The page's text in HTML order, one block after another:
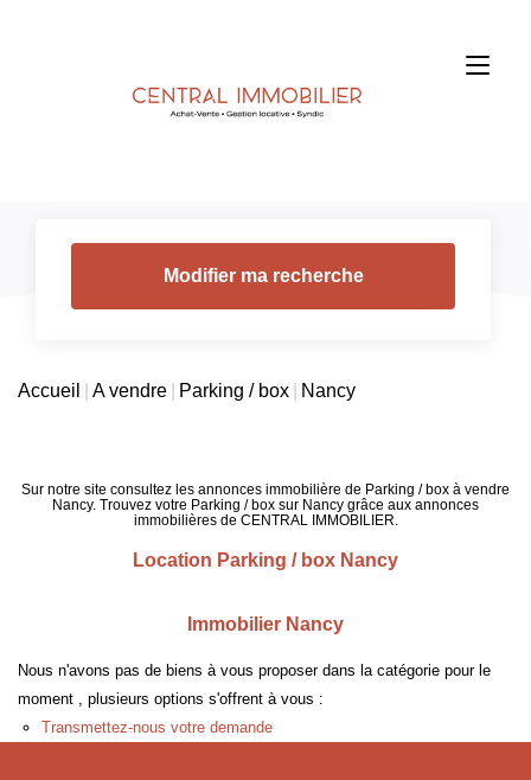
Modifier ma recherche
Accueil A vendre Parking / box Nancy
Sur notre site consultez les annonces immobilière de Parking / box à vendre
Nancy. Trouvez votre Parking / box sur Nancy grâce aux annonces
immobilières de CENTRAL IMMOBILIER.
Location Parking / box Nancy
Immobilier Nancy
Nous n'avons pas de biens à vous proposer dans la catégorie pour le
moment , plusieurs options s'offrent à vous :
Transmettez-nous votre demande